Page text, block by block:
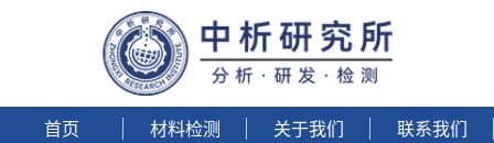
首页 材料检测 关于我们 联系我们